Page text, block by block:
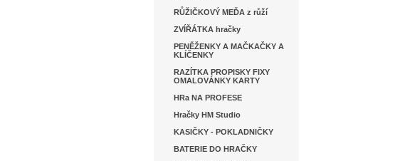
RŮŽIČKOVÝ MEĎA z růží
ZVÍŘÁTKA hračky
PENĚŽENKY A MAČKAČKY A
KLÍČENKY
RAZÍTKA PROPISKY FIXY
OMALOVÁNKY KARTY
HRa NA PROFESE
Hračky HM Studio
KASIČKY - POKLADNIČKY
BATERIE DO HRAČKY